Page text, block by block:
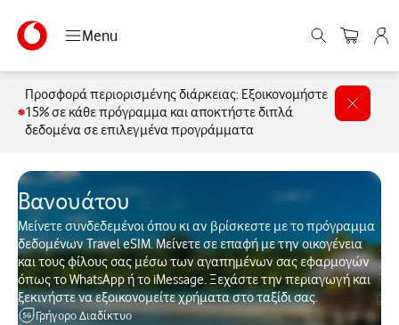
Menu
Προσφορά περιορισμένης διάρκειας: Εξοικονομήστε
15% σε κάθε πρόγραμμα και αποκτήστε διπλά
δεδομένα σε επιλεγμένα προγράμματα
Βανουάτου
Μείνετε συνδεδεμένοι όπου κι αν βρίσκεστε με το πρόγραμμα
δεδομένων Travel eSIM. Μείνετε σε επαφή με την οικογένεια
και τους φίλους σας μέσω των αγαπημένων σας εφαρμογών
όπως το WhatsApp ή το iMessage. Ξεχάστε την περιαγωγή και
ξεκινήστε να εξοικονομείτε χρήματα στο ταξίδι σας.
Γρήγορο Διαδίκτυο